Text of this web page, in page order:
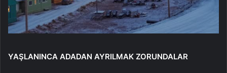
YAŞLANINCA ADADAN AYRILMAK ZORUNDALAR